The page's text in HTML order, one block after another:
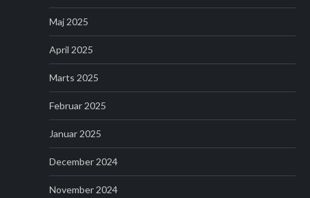
Maj 2025
April 2025
Marts 2025
Februar 2025
Januar 2025
December 2024
November 2024